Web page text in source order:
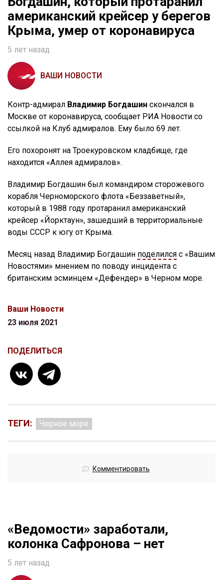
американский крейсер у берегов
Крыма, умер от коронавируса
5 лет назад
ВАШИ НОВОСТИ
Контр-адмирал Владимир Богдашин скончался в
Москве от коронавируса, сообщает РИА Новости со
ссылкой на Клуб адмиралов. Ему было 69 лет.
Его похоронят на Троекуровском кладбище, где
находится «Аллея адмиралов».
Владимир Богдашин был командиром сторожевого
корабля Черноморского флота «Беззаветный»,
который в 1988 году протаранил американский
крейсер «Йорктаун», зашедший в территориальные
воды СССР к югу от Крыма.
Месяц назад Владимир Богдашин поделился с «Вашим
Новостями» мнением по поводу инцидента с
британским эсминцем «Дефендер» в Черном море.
Ваши Новости
23 июля 2021
ПОДЕЛИТЬСЯ
ТЕГИ: Черное море
Комментировать
«Ведомости» заработали,
колонка Сафронова – нет
5 лет назад